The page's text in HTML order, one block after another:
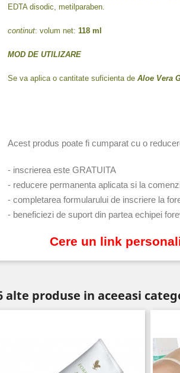
EDTA disodic, metilparaben.
continut: volum net: 118 ml
MOD DE UTILIZARE
Se va aplica o cantitate suficienta de Aloe Vera
Acest produs poate fi cumparat cu o
- inscrierea este GRATUITA
- reducere permanenta aplicata si la
- completarea formularului de inscriere la
- beneficiezi de suport din partea echipei
Cere un link
alte produse in aceeasi